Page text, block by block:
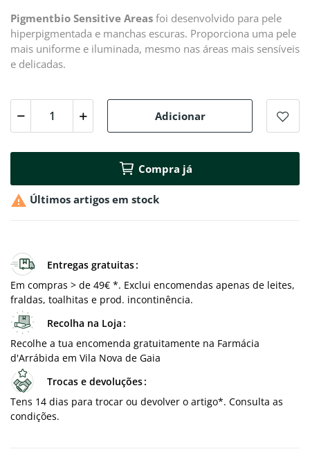
Pigmentbio Sensitive Areas foi desenvolvido para pele
hiperpigmentada e manchas escuras. Proporciona uma pele
mais uniforme e iluminada, mesmo nas áreas mais sensíveis
e delicadas.
Adicionar
Compra já
 Últimos artigos em stock
Entregas gratuitas
Em compras > de 49€ *. Exclui encomendas apenas de leites,
fraldas, toalhitas e prod. incontinência.
Recolha na Loja
Recolhe a tua encomenda gratuitamente na Farmácia
d'Arrábida em Vila Nova de Gaia
Trocas e devoluções
Tens 14 dias para trocar ou devolver o artigo*. Consulta as
condições.